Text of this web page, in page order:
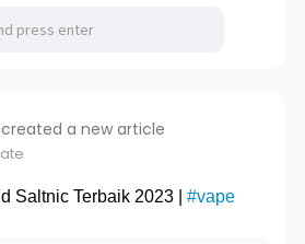
created a new article
Saltnic Terbaik 2023 | #vape